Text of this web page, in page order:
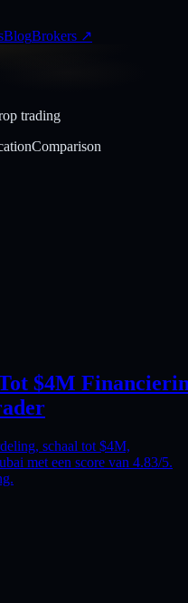
BlogBrokers ↗
trading
Comparison
$4M
schaal tot $4M,
met een score van 4.83/5.